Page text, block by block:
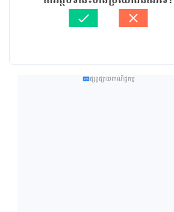
ផ្សព្វផ្សាយពាណិជ្ជកម្ម